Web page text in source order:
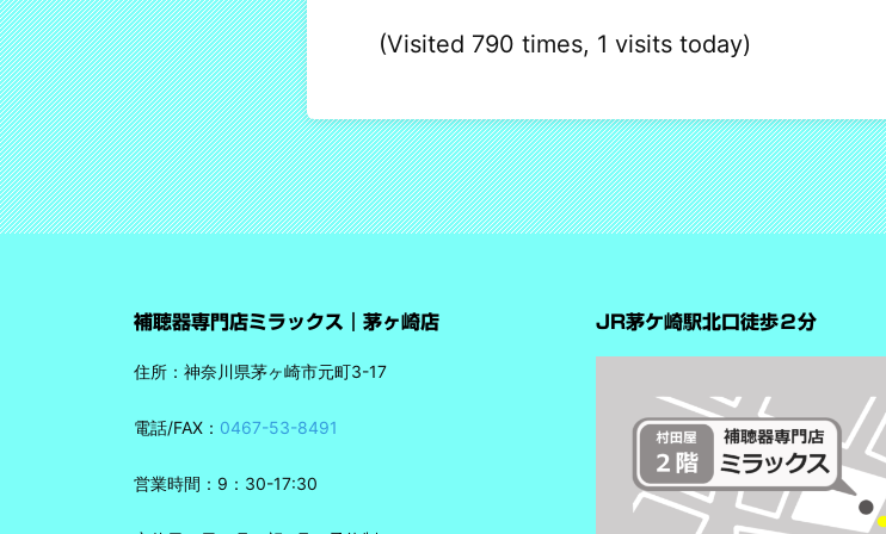
(Visited 790 times, 1 visits today)
補聴器専門店ミラックス｜茅ヶ崎店
住所：神奈川県茅ヶ崎市元町3-17
電話/FAX： 0467-53-8491
営業時間：9：30-17:30
JR茅ケ崎駅北口徒歩２分